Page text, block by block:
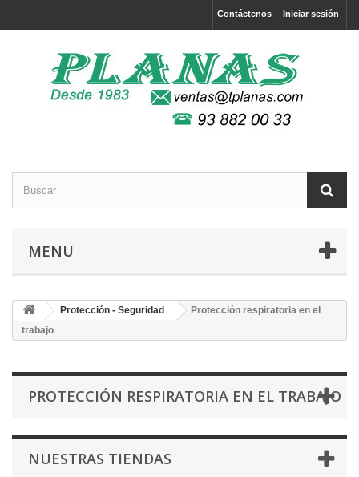
Iniciar sesión
Contáctenos
MENU
Protección - Seguridad
Protección respiratoria en el
trabajo
PROTECCIÓN RESPIRATORIA EN EL TRABAJO
NUESTRAS TIENDAS